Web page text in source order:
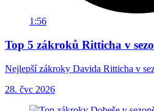
1:56
Top 5 zákroků Ritticha v
Nejlepší zákroky Davida Ritticha v
28. čvc 2026